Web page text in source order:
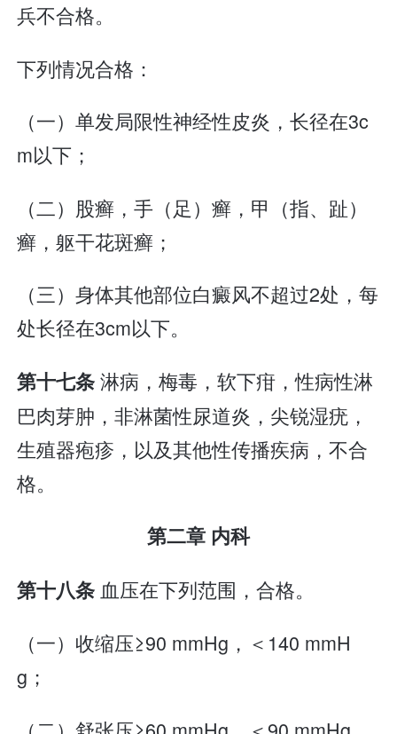
兵不合格。
下列情况合格：
（一）单发局限性神经性皮炎，长径在3c
m以下；
（二）股癣，手（足）癣，甲（指、趾）
癣，躯干花斑癣；
（三）身体其他部位白癜风不超过2处，每
处长径在3cm以下。
第十七条淋病，梅毒，软下疳，性病性淋
巴肉芽肿，非淋菌性尿道炎，尖锐湿疣，
生殖器疱疹，以及其他性传播疾病，不合
格。
第二章 内科
第十八条 血压在下列范围，合格。
（一）收缩压≥90 mmHg，＜140 mmH
g；